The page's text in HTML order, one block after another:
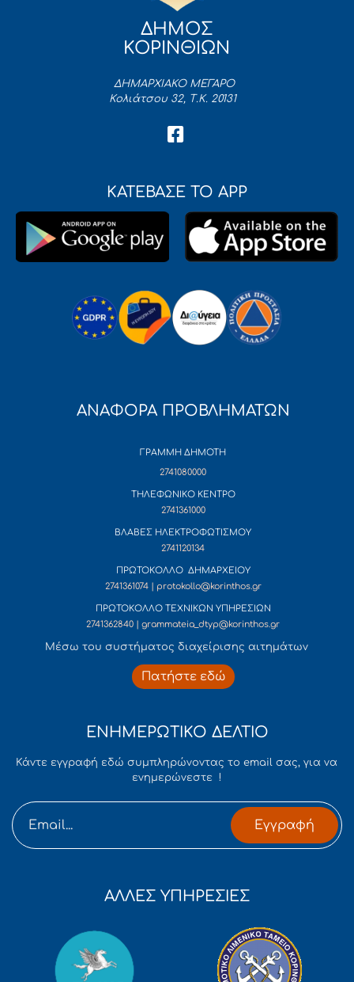
ΔΗΜΟΣ
ΚΟΡΙΝΘΙΩΝ
ΔΗΜΑΡΧΙΑΚΟ ΜΕΓΑΡΟ
Κολιάτσου 32, Τ.Κ. 20131
ΚΑΤΕΒΑΣΕ ΤΟ APP
ΑΝΑΦΟΡΑ ΠΡΟΒΛΗΜΑΤΩΝ
ΓΡΑΜΜΗ ΔΗΜΟΤΗ
2741080000
ΤΗΛΕΦΩΝΙΚΟ ΚΕΝΤΡΟ
2741361000
ΒΛΑΒΕΣ ΗΛΕΚΤΡΟΦΩΤΙΣΜΟΥ
2741120134
ΠΡΩΤΟΚΟΛΛΟ ΔΗΜΑΡΧΕΙΟΥ
2741361074 | protokollo@korinthos.gr
ΠΡΩΤΟΚΟΛΛΟ ΤΕΧΝΙΚΩΝ ΥΠΗΡΕΣΙΩΝ
2741362840 | grammateia_dtyp@korinthos.gr
Mέσω του συστήματος διαχείρισης αιτημάτων
Πατήστε εδώ
ΕΝΗΜΕΡΩΤΙΚΟ ΔΕΛΤΙΟ
Κάντε εγγραφή εδώ συμπληρώνοντας το email σας, για να
ενημερώνεστε !
Εγγραφή
ΑΛΛΕΣ ΥΠΗΡΕΣΙΕΣ